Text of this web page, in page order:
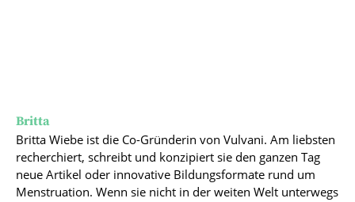
Britta
Britta Wiebe ist die Co-Gründerin von Vulvani. Am liebsten
recherchiert, schreibt und konzipiert sie den ganzen Tag
neue Artikel oder innovative Bildungsformate rund um
Menstruation. Wenn sie nicht in der weiten Welt unterwegs